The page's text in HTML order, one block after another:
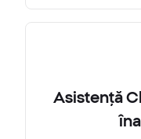
Asistență